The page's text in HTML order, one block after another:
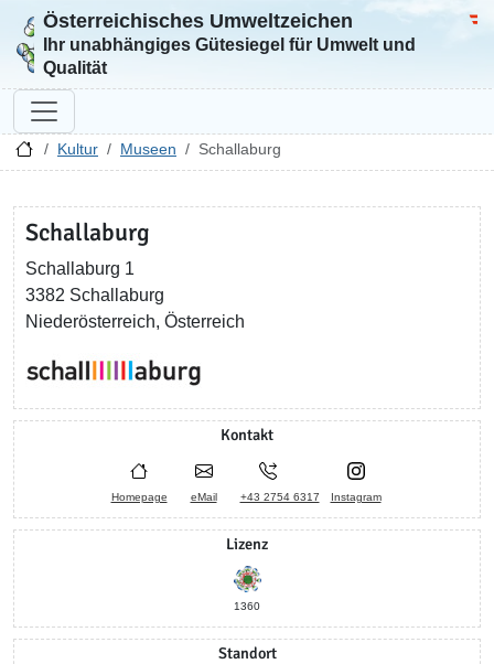
Zur Startseite
Österreichisches Umweltzeichen
Ihr unabhängiges Gütesiegel für Umwelt und
Qualität
Kultur Museen Schallaburg
Schallaburg
Schallaburg 1
3382 Schallaburg
Niederösterreich, Österreich
Kontakt
Homepage eMail +43 2754 6317 Instagram
Lizenz
1360
Standort